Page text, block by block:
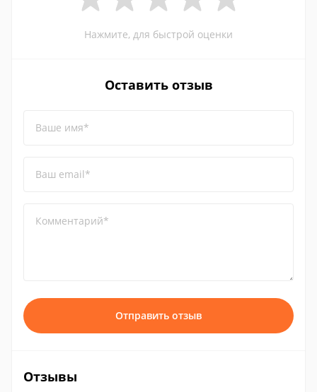
Нажмите, для быстрой оценки
Оставить отзыв
Ваше имя*
Ваш email*
Комментарий*
Отправить отзыв
Отзывы